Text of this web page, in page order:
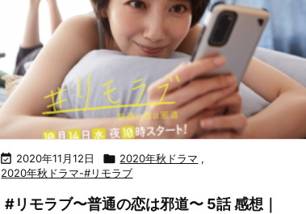
 2020年11月12日  2020年秋ドラマ ,
2020年秋ドラマ-#リモラブ
#リモラブ〜普通の恋は邪道〜 5話 感想｜